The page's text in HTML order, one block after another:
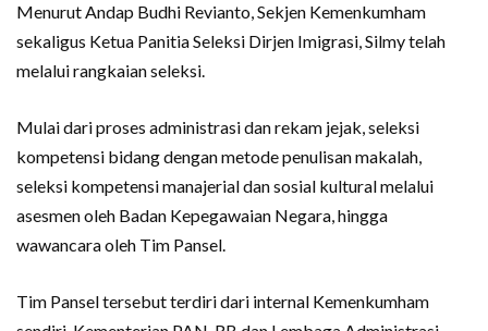
Menurut Andap Budhi Revianto, Sekjen Kemenkumham
sekaligus Ketua Panitia Seleksi Dirjen Imigrasi, Silmy telah
melalui rangkaian seleksi.
Mulai dari proses administrasi dan rekam jejak, seleksi
kompetensi bidang dengan metode penulisan makalah,
seleksi kompetensi manajerial dan sosial kultural melalui
asesmen oleh Badan Kepegawaian Negara, hingga
wawancara oleh Tim Pansel.
Tim Pansel tersebut terdiri dari internal Kemenkumham